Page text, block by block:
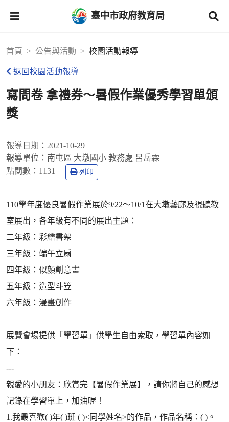
臺中市政府教育局
首頁 公告與活動 校園活動報導
返回校園活動報導
寫問卷 拿禮券～暑假作業優秀學習單頒
獎
報導日期： 2021-10-29
報導單位： 南屯區 大墩國小 教務處 呂岳霖
點閱數： 1131 列印
110學年度優良暑假作業展於9/22～10/1在大墩藝廊及視聽教
室展出，各年級有不同的展出主題：
二年級：彩繪書架
三年級：端午立扇
四年級：似顏創意畫
五年級：造型斗笠
六年級：漫畫創作
展覽會場提供「學習單」供學生自由索取，學習單內容如
下：
---
親愛的小朋友：欣賞完【暑假作業展】，請你將自己的感想
記錄在學習單上，加油喔！
1.我最喜歡( )年( )班 ( )<同學姓名>的作品，作品名稱：( )。